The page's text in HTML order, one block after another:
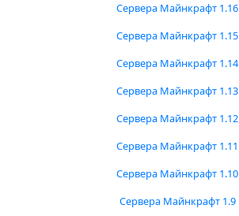
Сервера Майнкрафт 1.16
Сервера Майнкрафт 1.15
Сервера Майнкрафт 1.14
Сервера Майнкрафт 1.13
Сервера Майнкрафт 1.12
Сервера Майнкрафт 1.11
Сервера Майнкрафт 1.10
Сервера Майнкрафт 1.9